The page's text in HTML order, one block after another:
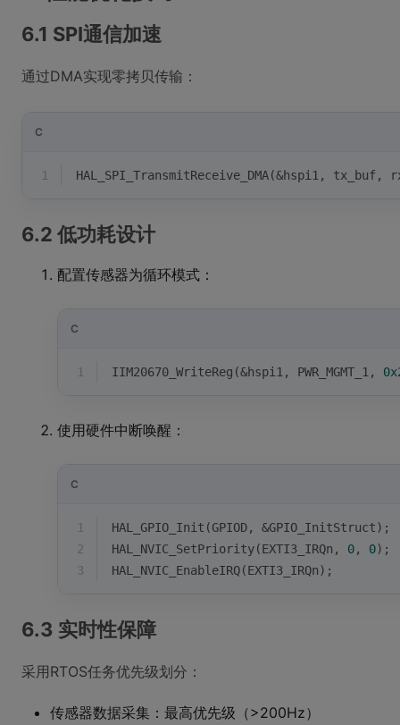
6.1 SPI通信加速
通过DMA实现零拷贝传输：
C
1 HAL_SPI_TransmitReceive_DMA(&hspi1,
6.2 低功耗设计
配置传感器为循环模式：
C
1 IIM20670_WriteReg(&hspi1, PWR_MGMT_1,
使用硬件中断唤醒：
C
1
HAL_GPIO_Init(GPIOD, &GPIO_InitStruct);
2
HAL_NVIC_SetPriority(EXTI3_IRQn, 0, 0);
3
HAL_NVIC_EnableIRQ(EXTI3_IRQn);
6.3 实时性保障
采用RTOS任务优先级划分：
传感器数据采集：最高优先级（>200Hz）